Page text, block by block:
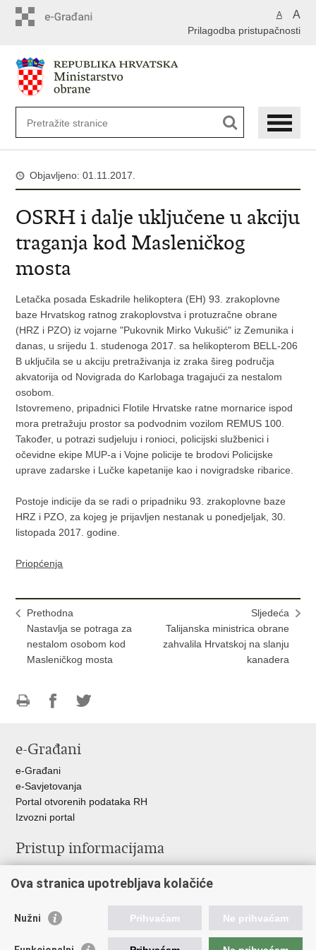
A A
Prilagodba pristupačnosti
Objavljeno: 01.11.2017.
OSRH i dalje uključene u akciju
traganja kod Masleničkog
mosta
Letačka posada Eskadrile helikoptera (EH) 93. zrakoplovne
baze Hrvatskog ratnog zrakoplovstva i protuzračne obrane
(HRZ i PZO) iz vojarne "Pukovnik Mirko Vukušić" iz Zemunika i
danas, u srijedu 1. studenoga 2017. sa helikopterom BELL-206
B uključila se u akciju pretraživanja iz zraka šireg područja
akvatorija od Novigrada do Karlobaga tragajući za nestalom
osobom.
Istovremeno, pripadnici Flotile Hrvatske ratne mornarice ispod
mora pretražuju prostor sa podvodnim vozilom REMUS 100.
Također, u potrazi sudjeluju i ronioci, policijski službenici i
očevidne ekipe MUP-a i Vojne policije te brodovi Policijske
uprave zadarske i Lučke kapetanije kao i novigradske ribarice.
Postoje indicije da se radi o pripadniku 93. zrakoplovne baze
HRZ i PZO, za kojeg je prijavljen nestanak u ponedjeljak, 30.
listopada 2017. godine.
Priopćenja
Prethodna
Nastavlja se potraga za
nestalom osobom kod
Masleničkog mosta
Sljedeća
Talijanska ministrica obrane
zahvalila Hrvatskoj na slanju
kanadera
FacebookuTwitteru
e-Građani
e-Građani
e-Savjetovanja
Portal otvorenih podataka RH
Izvozni portal
Pristup informacijama
Izjava o pristupačnosti
Ravnopravnost spolova u MORH-u i OSRH
Ova stranica upotrebljava kolačiće
Nužni Prihvaćam Ne prihvaćam